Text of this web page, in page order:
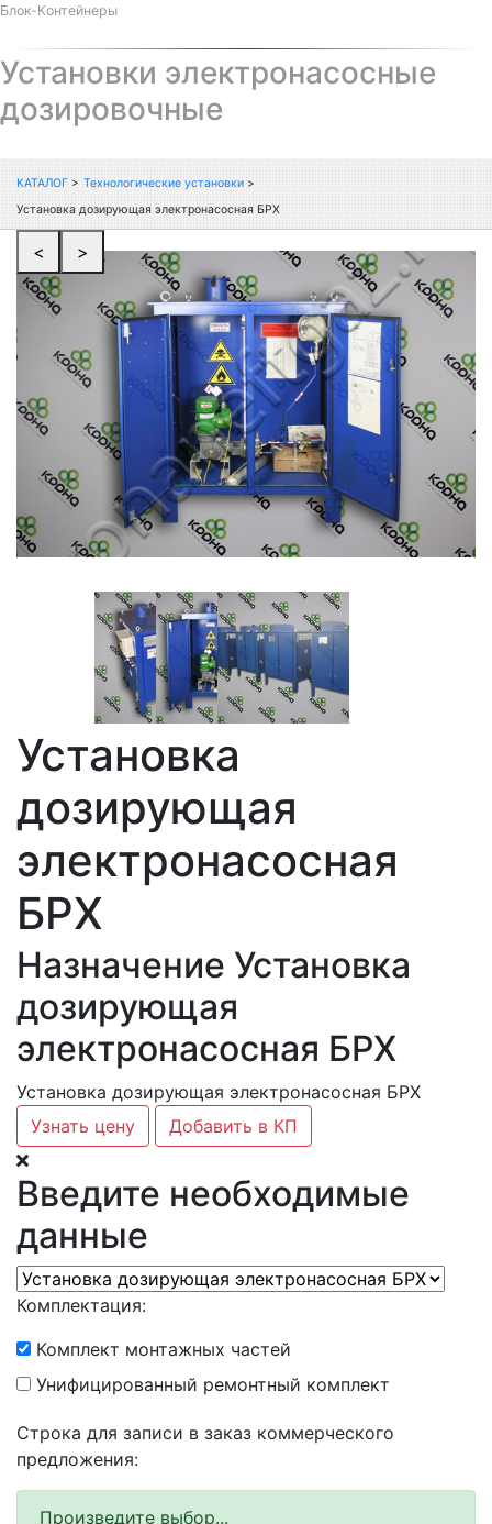
Блок-Контейнеры
Установки электронасосные
дозировочные
КАТАЛОГ > Технологические установки >
Установка дозирующая электронасосная БРХ
< >
Установка
дозирующая
электронасосная
БРХ
Назначение Установка
дозирующая
электронасосная БРХ
Установка дозирующая электронасосная БРХ
Узнать цену
Добавить в КП
Введите необходимые
данные
Комплектация:
Комплект монтажных частей
Унифицированный ремонтный комплект
Строка для записи в заказ коммерческого
предложения:
Произведите выбор...